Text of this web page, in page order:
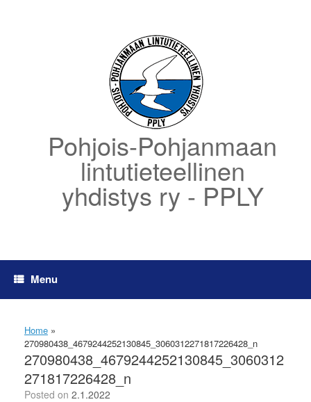
Pohjois-Pohjanmaan
lintutieteellinen
yhdistys ry - PPLY
Menu
Home »
270980438_4679244252130845_3060312271817226428_n
270980438_4679244252130845_3060312
271817226428_n
Posted on 2.1.2022